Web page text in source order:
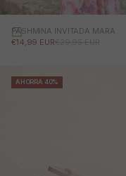
Añadir a la cesta
PASHMINA INVITADA MARA
PRECIO DE OFERTA
€14,99 EURPRECIO NORMAL
€29,95 EUR
AHORRA 40%